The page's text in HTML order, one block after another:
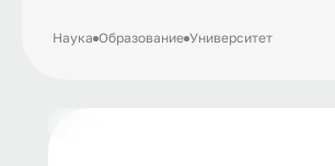
Наука Образование Университет